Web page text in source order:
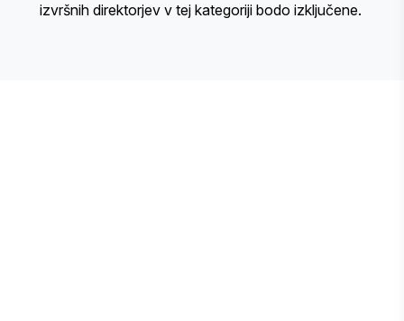
izvršnih direktorjev v tej kategoriji bodo izključene.